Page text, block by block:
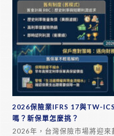
2026保險業IFRS 17與TW-
嗎？新保單怎麼挑？
2026年，台灣保險市場將迎來